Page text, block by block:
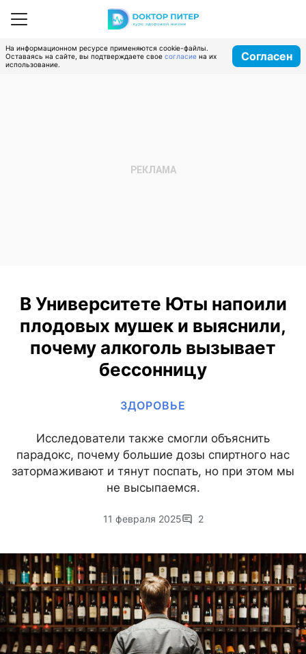
На информационном ресурсе применяются cookie-файлы.
Оставаясь на сайте, вы подтверждаете свое согласие на их
использование.
Согласен
В Университете Юты напоили
плодовых мушек и выяснили,
почему алкоголь вызывает
бессонницу
ЗДОРОВЬЕ
Исследователи также смогли объяснить
парадокс, почему большие дозы спиртного нас
затормаживают и тянут поспать, но при этом мы
не высыпаемся.
11 февраля 2025 2